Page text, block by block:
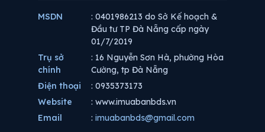
MSDN
: 0401986213 do Sở Kế hoạch &
Đầu tư TP Đà Nẵng cấp ngày
01/7/2019
Trụ sở
chính
: 16 Nguyễn Sơn Hà, phường Hòa
Cường, tp Đà Nẵng
Điện thoại
: 0935373173
Website
: www.imuabanbds.vn
Email
: imuabanbds@gmail.com